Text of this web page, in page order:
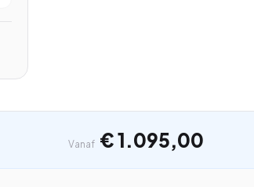
Vanaf € 1.095,00